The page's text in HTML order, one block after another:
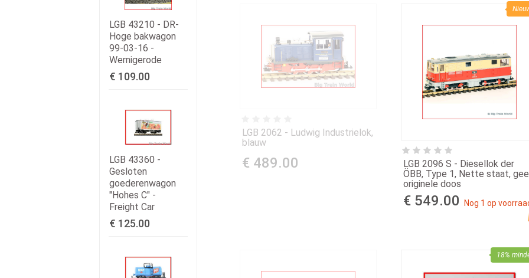
LGB 43210 - DR-
Hoge bakwagon
99-03-16 -
Wernigerode
€ 109.00
LGB 43360 -
Gesloten
goederenwagon
"Hohes C" -
Freight Car
€ 125.00
LGB 2062 - Ludwig Industrielok,
blauw
€ 489.00
LGB 2096 S - Diesellok der
ÖBB, Type 1, Nette staat,
originele doos
€ 549.00 Nog 1 op
18%